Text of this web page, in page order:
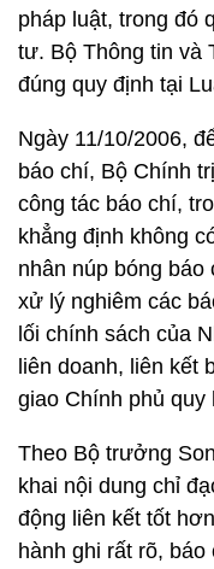
pháp luật, trong đó
tư. Bộ Thông tin và
đúng quy định tại
Ngày 11/10/2006,
báo chí, Bộ Chính
công tác báo chí,
khẳng định không
nhân núp bóng báo
xử lý nghiêm các
lối chính sách của
liên doanh, liên kết
giao Chính phủ quy
Theo Bộ trưởng
khai nội dung chỉ
động liên kết tốt
hành ghi rất rõ,